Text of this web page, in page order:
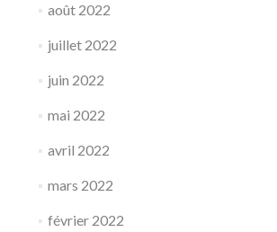
août 2022
juillet 2022
juin 2022
mai 2022
avril 2022
mars 2022
février 2022